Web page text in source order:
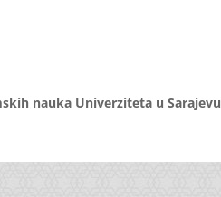
nauka Univerziteta u Sarajevu